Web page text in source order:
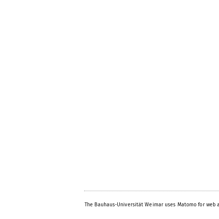
The Bauhaus-Universität Weimar uses Matomo for web